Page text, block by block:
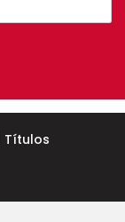
Títulos